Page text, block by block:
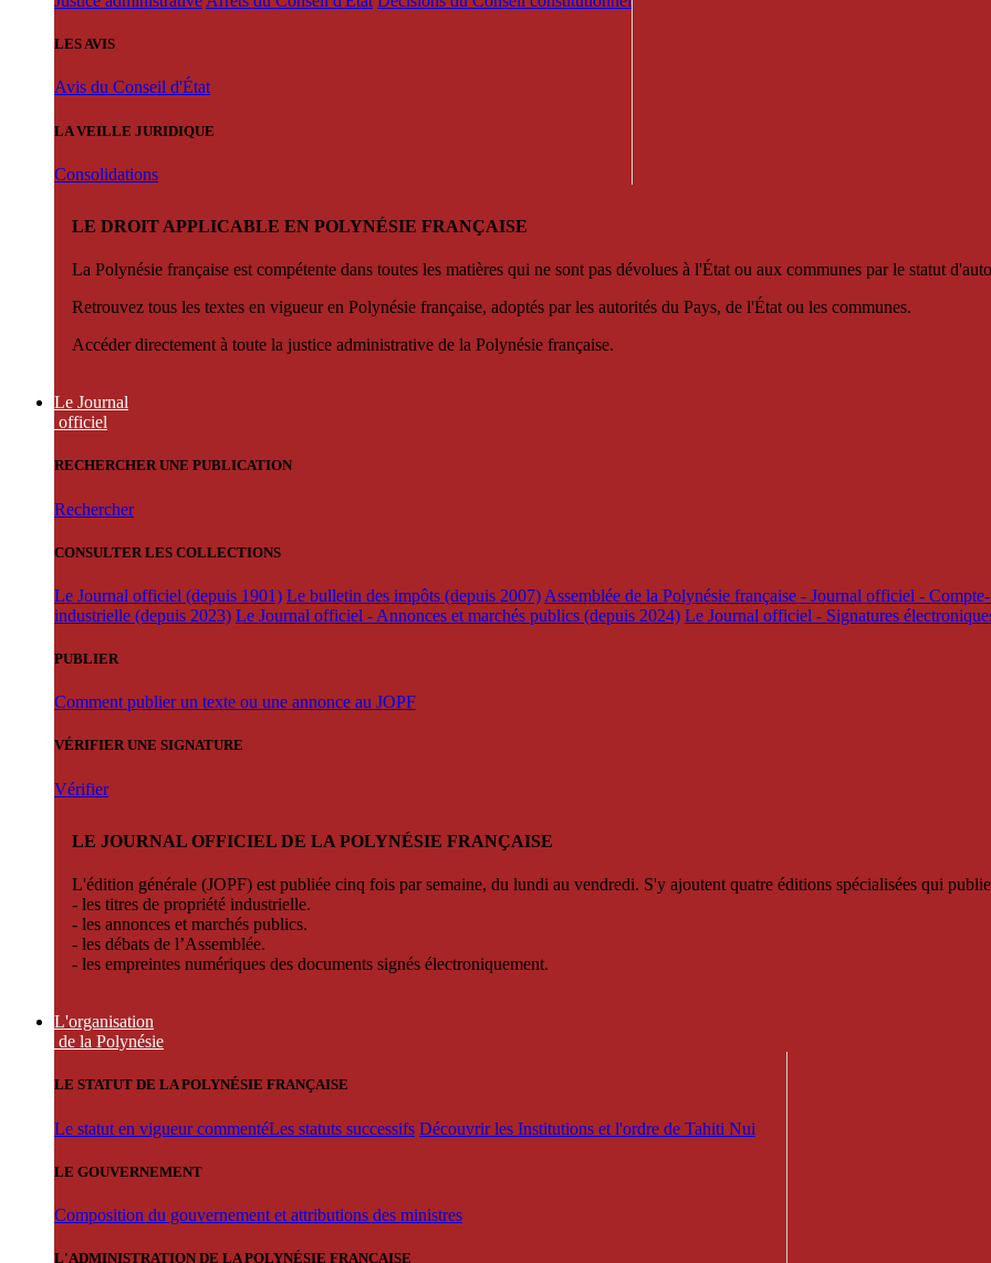
LES AVIS
Avis du Conseil d'État
LA VEILLE JURIDIQUE
Consolidations
LE DROIT APPLICABLE EN POLYNÉSIE FRANÇAISE
La Polynésie française est compétente dans toutes les matières qui ne sont pas dévolues à l'État ou aux communes par le statut
Retrouvez tous les textes en vigueur en Polynésie française, adoptés par les autorités du Pays, de l'État ou les communes.
Accéder directement à toute la justice administrative de la Polynésie française.
Le Journal
officiel
RECHERCHER UNE PUBLICATION
Rechercher
CONSULTER LES COLLECTIONS
Le Journal officiel (depuis 1901) Le bulletin des impôts (depuis 2007) Assemblée de la Polynésie française - Journal officiel -
industrielle (depuis 2023) Le Journal officiel - Annonces et marchés publics (depuis 2024) Le Journal officiel - Signatures
PUBLIER
Comment publier un texte ou une annonce au JOPF
VÉRIFIER UNE SIGNATURE
Vérifier
LE JOURNAL OFFICIEL DE LA POLYNÉSIE FRANÇAISE
L'édition générale (JOPF) est publiée cinq fois par semaine, du lundi au vendredi. S'y ajoutent quatre éditions spécialisées qui
- les titres de propriété industrielle.
- les annonces et marchés publics.
- les débats de l’Assemblée.
- les empreintes numériques des documents signés électroniquement.
L'organisation
de la Polynésie
LE STATUT DE LA POLYNÉSIE FRANÇAISE
Le statut en vigueur commentéLes statuts successifs Découvrir les Institutions et l'ordre de Tahiti Nui
LE GOUVERNEMENT
Composition du gouvernement et attributions des ministres
L'ADMINISTRATION DE LA POLYNÉSIE FRANÇAISE